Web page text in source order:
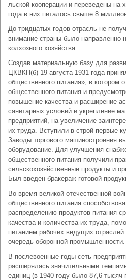
льской кооперации и переведены на
года в них питалось свыше 8
До тридцатых годов отрасль не
внимание страны было направленно
колхозного хозяйства.
Создав материальную базу для
ЦКВКП(б) 19 августа 1931 года
общественного питания», в котором
общественного питания и
повышение качества и расширение
санитарных условий и укрепление
предприятий, на увеличение
их труда. Вступили в строй первые
Заводы торгового машиностроения
оборудование. Для улучшения
общественного питания получили
сельскохозяйственные продукты и
Был введен бракераж готовой
Во время великой отечественной
общественного питания
распределению продуктов питания
качества и количества их труда,
питанием рабочих ведущих
очередь оборонной промышленности.
В послевоенные годы сеть
расширялась значительными
единиц (в 1940 году было 87,6 тысяч